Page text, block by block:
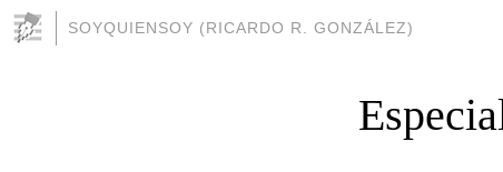
SOYQUIENSOY (RICARDO R. GONZÁLEZ)